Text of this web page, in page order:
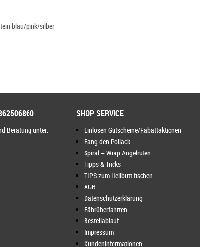
blau/pink/silber
Beratung unter:
SHOP SERVICE
Einlösen Gutscheine/Rabattaktionen
Fang den Pollack
Spiral – Wrap Angelruten:
Tipps & Tricks
TIPS zum Heilbutt fischen
AGB
Datenschutzerklärung
Fährüberfahrten
Bestellablauf
Impressum
Kundeninformationen